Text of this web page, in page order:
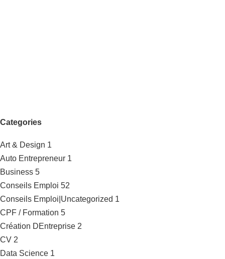
Categories
Art & Design 1
Auto Entrepreneur 1
Business 5
Conseils Emploi 52
Conseils Emploi|Uncategorized 1
CPF / Formation 5
Création DEntreprise 2
CV 2
Data Science 1